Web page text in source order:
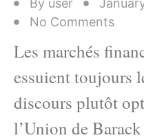
By user
No Comments
Les marchés
essuient toujours
discours plutôt
l’Union de